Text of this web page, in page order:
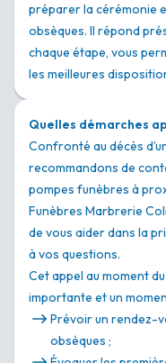
préparer la cérémonie
obsèques. Il répond
chaque étape, vous
les meilleures
Quelles démarches
Confronté au décès
recommandons de
pompes funèbres à
Funèbres Marbrerie
de vous aider dans la
à vos questions.
Cet appel au moment
importante et un
Prévoir un rendez-
obsèques ;